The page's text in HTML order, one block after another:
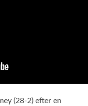
(28-2) efter en